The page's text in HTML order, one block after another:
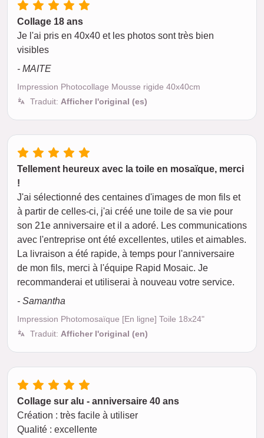
Collage 18 ans
Je l'ai pris en 40x40 et les photos sont très bien
visibles
- MAITE
Impression Photocollage Mousse rigide 40x40cm
Traduit: Afficher l'original (es)
Tellement heureux avec la toile en mosaïque, merci
!
J'ai sélectionné des centaines d'images de mon fils et
à partir de celles-ci, j'ai créé une toile de sa vie pour
son 21e anniversaire et il a adoré. Les communications
avec l'entreprise ont été excellentes, utiles et aimables.
La livraison a été rapide, à temps pour l'anniversaire
de mon fils, merci à l'équipe Rapid Mosaic. Je
recommanderai et utiliserai à nouveau votre service.
- Samantha
Impression Photomosaïque [En ligne] Toile 18x24"
Traduit: Afficher l'original (en)
Collage sur alu - anniversaire 40 ans
Création : très facile à utiliser
Qualité : excellente